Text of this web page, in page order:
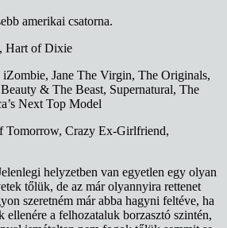
amerikai csatorna.
Hart of Dixie
iZombie, Jane The Virgin, The Originals,
& The Beast, Supernatural, The
Next Top Model
Tomorrow, Crazy Ex-Girlfriend,
helyzetben van egyetlen egy olyan
tőlük, de az már olyannyira rettenet
szeretném már abba hagyni feltéve, ha
ellenére a felhozataluk borzasztó szintén,